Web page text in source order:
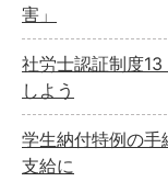
害」
社労士認証制度
しよう
学生納付特例の手
支給に